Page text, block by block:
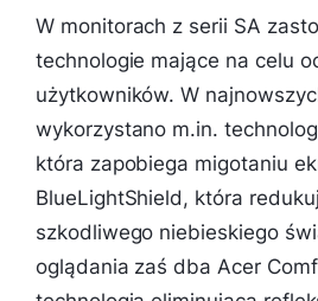
W monitorach z serii SA
technologie mające na celu
użytkowników. W
wykorzystano m.in.
która zapobiega migotaniu
BlueLightShield, która
szkodliwego niebieskiego
oglądania zaś dba Acer